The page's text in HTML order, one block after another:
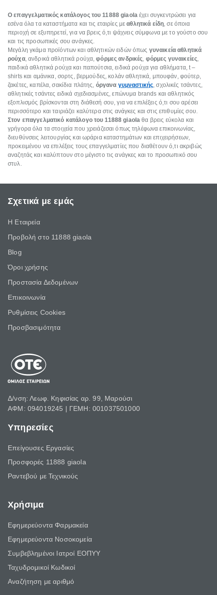
Ο επαγγελματικός κατάλογος του 11888giaola έχει συγκεντρώσει για
εσένα όλα τα καταστήματα και τις εταιρίες μεαθλητικά είδη, σε όποια
περιοχή σε εξυπηρετεί, για να βρεις ό,τι ψάχνεις σύμφωνα με το γούστο σου
και τις προσωπικές σου ανάγκες.
Μεγάλη γκάμα προϊόντων και αθλητικών ειδών όπως γυναικεία αθλητικά
ρούχα, ανδρικά αθλητικά ρούχα,φόρμες ανδρικές, φόρμες γυναικείες,
παιδικά αθλητικά ρούχα και παπούτσια, ειδικά ρούχα για αθλήματα, t –
shirts και αμάνικα, σορτς, βερμούδες, κολάν αθλητικά, μπουφάν, φούτερ,
ζακέτες, καπέλα, σακίδια πλάτης, όργανα γυμναστικής, σχολικές τσάντες,
αθλητικές τσάντες ειδικά σχεδιασμένες, επώνυμα brands και αθλητικός
εξοπλισμός βρίσκονται στη διάθεσή σου, για να επιλέξεις ό,τι σου αρέσει
περισσότερο και ταιριάζει καλύτερα στις ανάγκες και στις επιθυμίες σου.
Στον επαγγελματικό κατάλογο του 11888giaola θα βρεις εύκολα και
γρήγορα όλα τα στοιχεία που χρειάζεσαι όπως τηλέφωνα επικοινωνίας,
διευθύνσεις λειτουργίας και ωράρια καταστημάτων και επιχειρήσεων,
προκειμένου να επιλέξεις τους επαγγελματίες που διαθέτουν ό,τι ακριβώς
αναζητάς και καλύπτουν στο μέγιστο τις ανάγκες και το προσωπικό σου
στυλ.
Σχετικά με εμάς
Η Εταιρεία
Προβολή στο 11888 giaola
Blog
Όροι χρήσης
Προστασία Δεδομένων
Επικοινωνία
Ρυθμίσεις Cookies
Προσβασιμότητα
Δ/νση: Λεωφ. Κηφισίας αρ. 99, Μαρούσι
ΑΦΜ: 094019245 | ΓΕΜΗ: 001037501000
Υπηρεσίες
Επείγουσες Εργασίες
Προσφορές 11888 giaola
Ραντεβού με Τεχνικούς
Χρήσιμα
Εφημερεύοντα Φαρμακεία
Εφημερεύοντα Νοσοκομεία
Συμβεβλημένοι Ιατροί ΕΟΠΥΥ
Ταχυδρομικοί Κωδικοί
Αναζήτηση με αριθμό